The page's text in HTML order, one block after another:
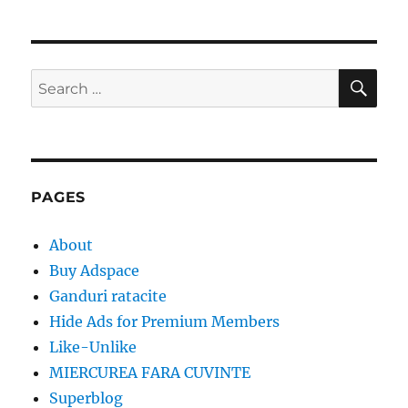
Search
for:
PAGES
About
Buy Adspace
Ganduri ratacite
Hide Ads for Premium Members
Like-Unlike
MIERCUREA FARA CUVINTE
Superblog